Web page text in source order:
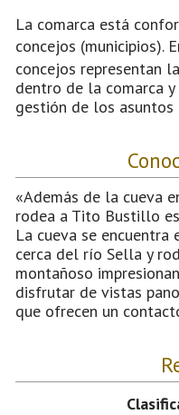
La comarca está
concejos (municipios).
concejos representan
dentro de la comarca
gestión de los asuntos
«Además de la cueva
rodea a Tito Bustillo
La cueva se encuentra
cerca del río Sella y
montañoso
disfrutar de vistas
que ofrecen un